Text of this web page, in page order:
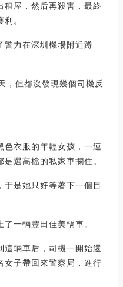
租屋，然后再殺害，最終
。
警力在深圳機場附近蹲
，但都沒發現幾個司機反
色衣服的年輕女孩，一連
選高檔的私家車攔住。
是她只好等著下一個目
一輛豐田佳美轎車。
這輛車后，司機一開始還
女子帶回來警察局，進行